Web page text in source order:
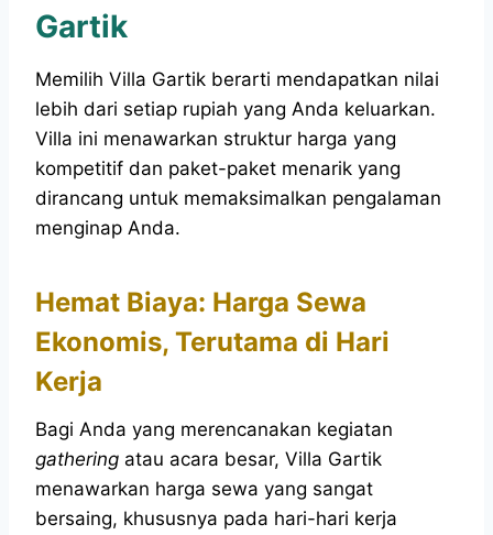
Gartik
Memilih Villa Gartik berarti mendapatkan nilai
lebih dari setiap rupiah yang Anda keluarkan.
Villa ini menawarkan struktur harga yang
kompetitif dan paket-paket menarik yang
dirancang untuk memaksimalkan pengalaman
menginap Anda.
Hemat Biaya: Harga Sewa
Ekonomis, Terutama di Hari
Kerja
Bagi Anda yang merencanakan kegiatan
gathering atau acara besar, Villa Gartik
menawarkan harga sewa yang sangat
bersaing, khususnya pada hari-hari kerja